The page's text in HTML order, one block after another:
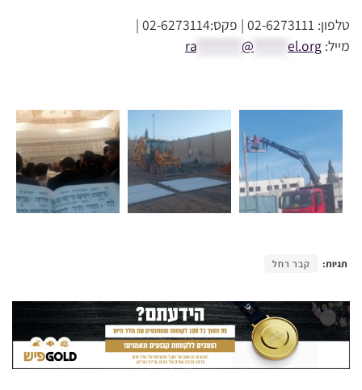
טלפון: 02-6273111 | פקס:02-6273114 |
מייל:
ra @ el.org
תגיות: קבר רחל